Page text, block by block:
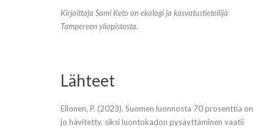
Kirjoittaja Sami Keto on ekologi ja kasvatustieteilijä
Tampereen yliopistosta.
Lähteet
Ellonen, P. (2023). Suomen luonnosta 70 prosenttia on
jo hävitetty, siksi luonto­kadon pysäyttäminen vaatii